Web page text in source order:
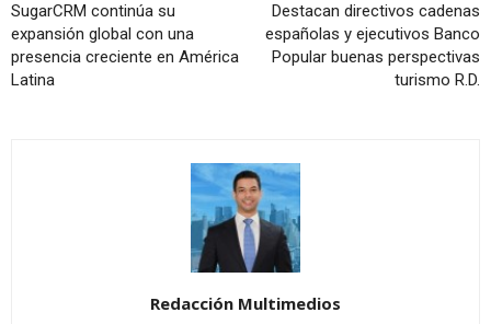
SugarCRM continúa su
expansión global con una
presencia creciente en América
Latina
Destacan directivos cadenas
españolas y ejecutivos Banco
Popular buenas perspectivas
turismo R.D.
Redacción Multimedios